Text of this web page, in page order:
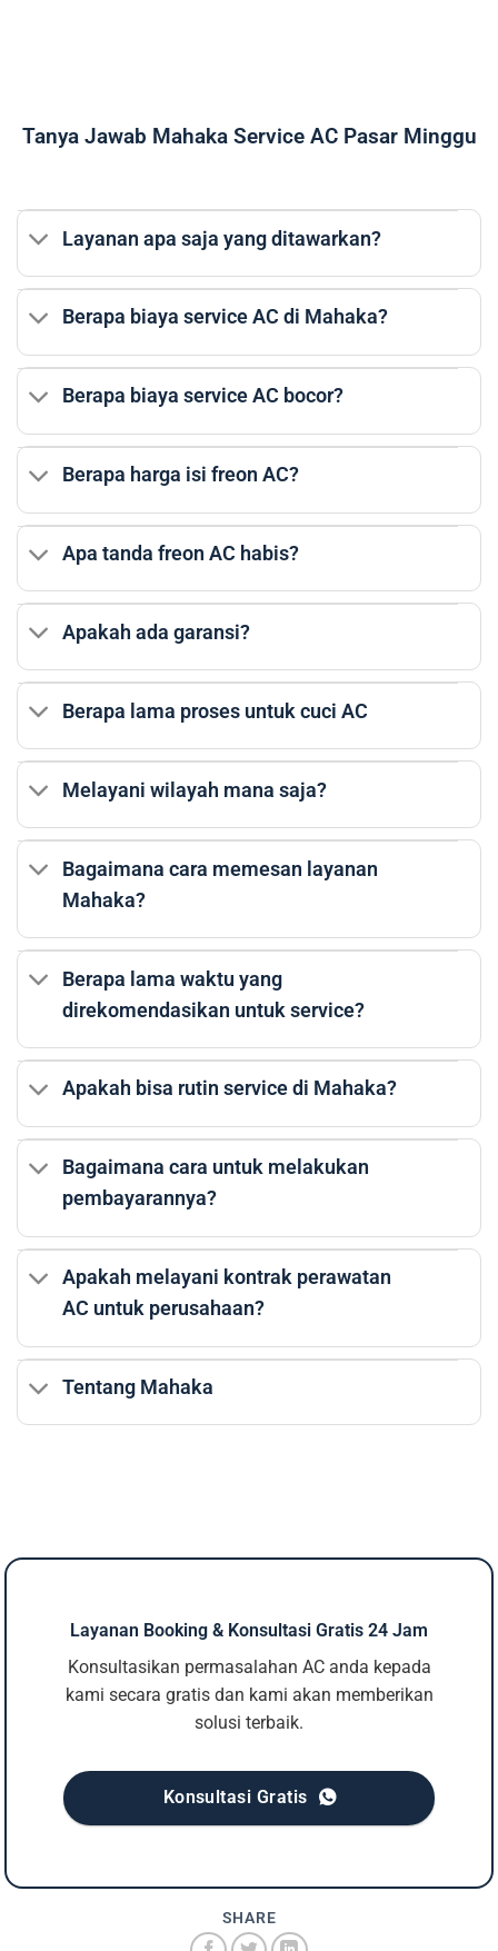
Tanya Jawab Mahaka Service AC Pasar Minggu
Layanan apa saja yang ditawarkan?
Berapa biaya service AC di Mahaka?
Berapa biaya service AC bocor?
Berapa harga isi freon AC?
Apa tanda freon AC habis?
Apakah ada garansi?
Berapa lama proses untuk cuci AC
Melayani wilayah mana saja?
Bagaimana cara memesan layanan
Mahaka?
Berapa lama waktu yang
direkomendasikan untuk service?
Apakah bisa rutin service di Mahaka?
Bagaimana cara untuk melakukan
pembayarannya?
Apakah melayani kontrak perawatan
AC untuk perusahaan?
Tentang Mahaka
Layanan Booking & Konsultasi Gratis 24 Jam
Konsultasikan permasalahan AC anda kepada
kami secara gratis dan kami akan memberikan
solusi terbaik.
Konsultasi Gratis
SHARE